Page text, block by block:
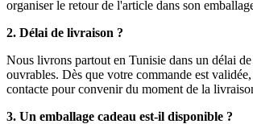
organiser le retour de l'article dans son
2. Délai de livraison ?
Nous livrons partout en Tunisie dans un délai
ouvrables. Dès que votre commande est
contacte pour convenir du moment de la
3. Un emballage cadeau est-il disponible ?